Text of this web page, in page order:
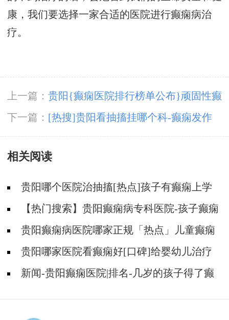
康，我们要选择一家合适的医院进行癫痫病治
疗。
上一篇： 贵阳{癫痫医院排行榜单公布}顽固性癫
痫的危害是什么？
下一篇： [热搜]贵阳看抽搐挂哪个科-癫痫发作
的症状是什么样的？
相关阅读
贵阳哪个医院治抽搐[热点]孩子有癫痫上学
要注意什么？
【热门搜索】贵阳癫痫病专科医院-孩子癫痫
病会影响寿命吗
贵阳癫痫病医院哪家正规「热点」儿童癫痫
常见的表现是什么？
贵阳哪家医院看癫痫好[口碑]给婴幼儿治疗
癫痫需要注意哪些问题？
新闻-贵阳癫痫医院|排名-几岁的孩子得了癫